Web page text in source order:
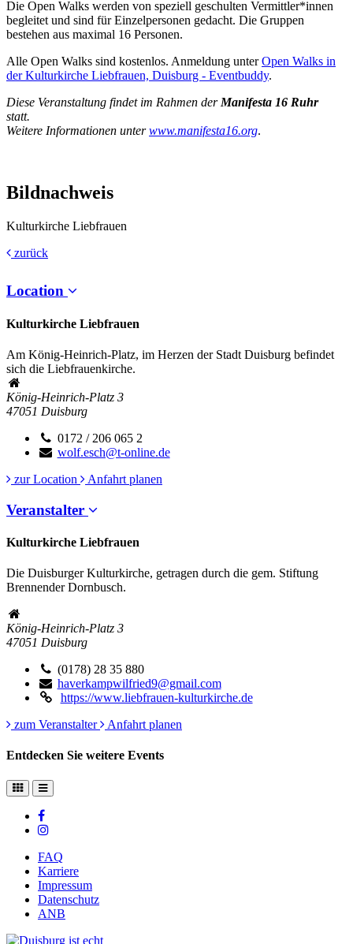
Die Open Walks werden von speziell geschulten Vermittler*innen
begleitet und sind für Einzelpersonen gedacht. Die Gruppen
bestehen aus maximal 16 Personen.
Alle Open Walks sind kostenlos. Anmeldung unterOpen Walks in
der Kulturkirche Liebfrauen, Duisburg - Eventbuddy.
Diese Veranstaltung findet im Rahmen der Manifesta 16 Ruhr
statt.
Weitere Informationen unterwww.manifesta16.org.
Bildnachweis
Kulturkirche Liebfrauen
zurück
Location
Kulturkirche Liebfrauen
Am König-Heinrich-Platz, im Herzen der Stadt Duisburg befindet
sich die Liebfrauenkirche.
König-Heinrich-Platz 3
47051 Duisburg
0172 / 206 065 2
wolf.esch@t-online.de
zur Location
Anfahrt planen
Veranstalter
Kulturkirche Liebfrauen
Die Duisburger Kulturkirche, getragen durch die gem. Stiftung
Brennender Dornbusch.
König-Heinrich-Platz 3
47051 Duisburg
(0178) 28 35 880
haverkampwilfried9@gmail.com
https://www.liebfrauen-kulturkirche.de
zum Veranstalter
Anfahrt planen
Entdecken Sie weitere Events
FAQ
Karriere
Impressum
Datenschutz
ANB